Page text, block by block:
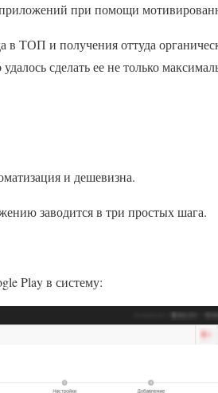
при помощи
в ТОП и получения оттуда
сделать ее не только
и дешевизна.
заводится в три простых шага.
Play в систему: